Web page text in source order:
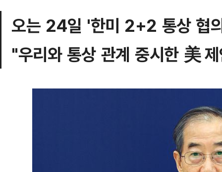
오는 24일 '한미 2+2 통상 협
"우리와 통상 관계 중시한 美